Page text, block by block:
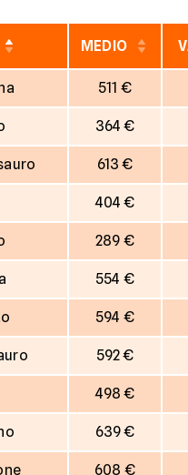
MEDIO
511 €
364 €
613 €
404 €
289 €
554 €
594 €
592 €
498 €
639 €
608 €